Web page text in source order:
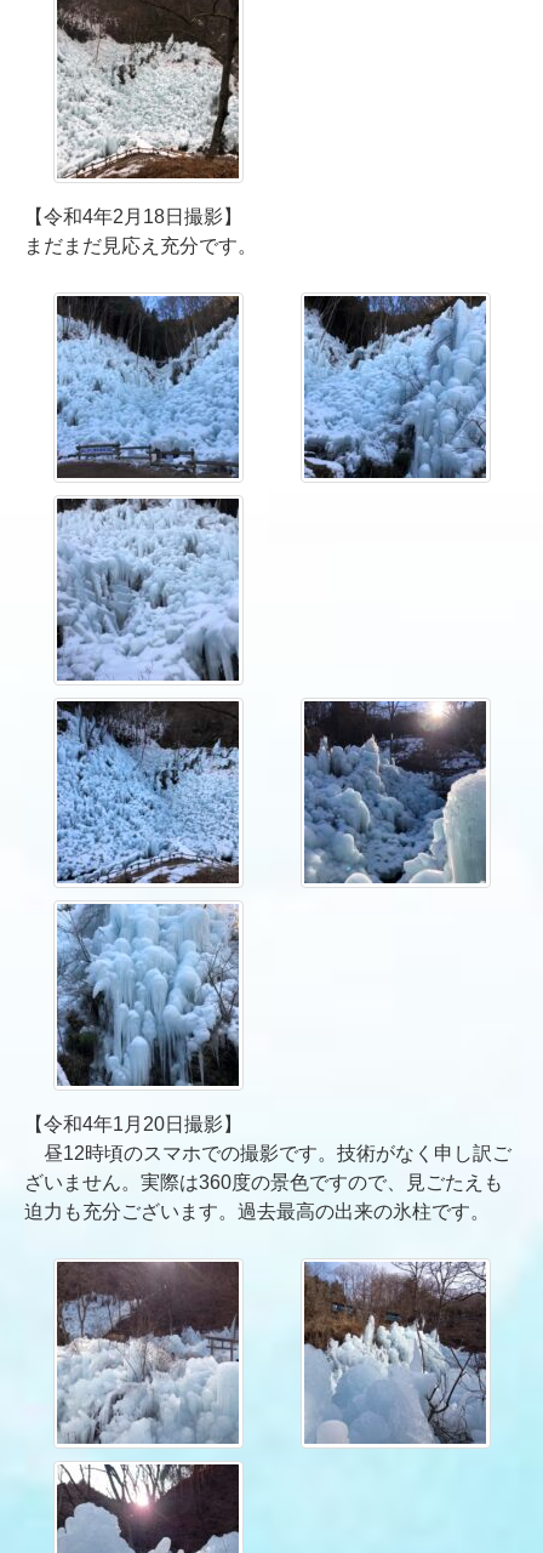
【令和4年2月18日撮影】
まだまだ見応え充分です。
【令和4年1月20日撮影】
昼12時頃のスマホでの撮影です。技術がなく申し訳ご
ざいません。実際は360度の景色ですので、見ごたえも
迫力も充分ございます。過去最高の出来の氷柱です。